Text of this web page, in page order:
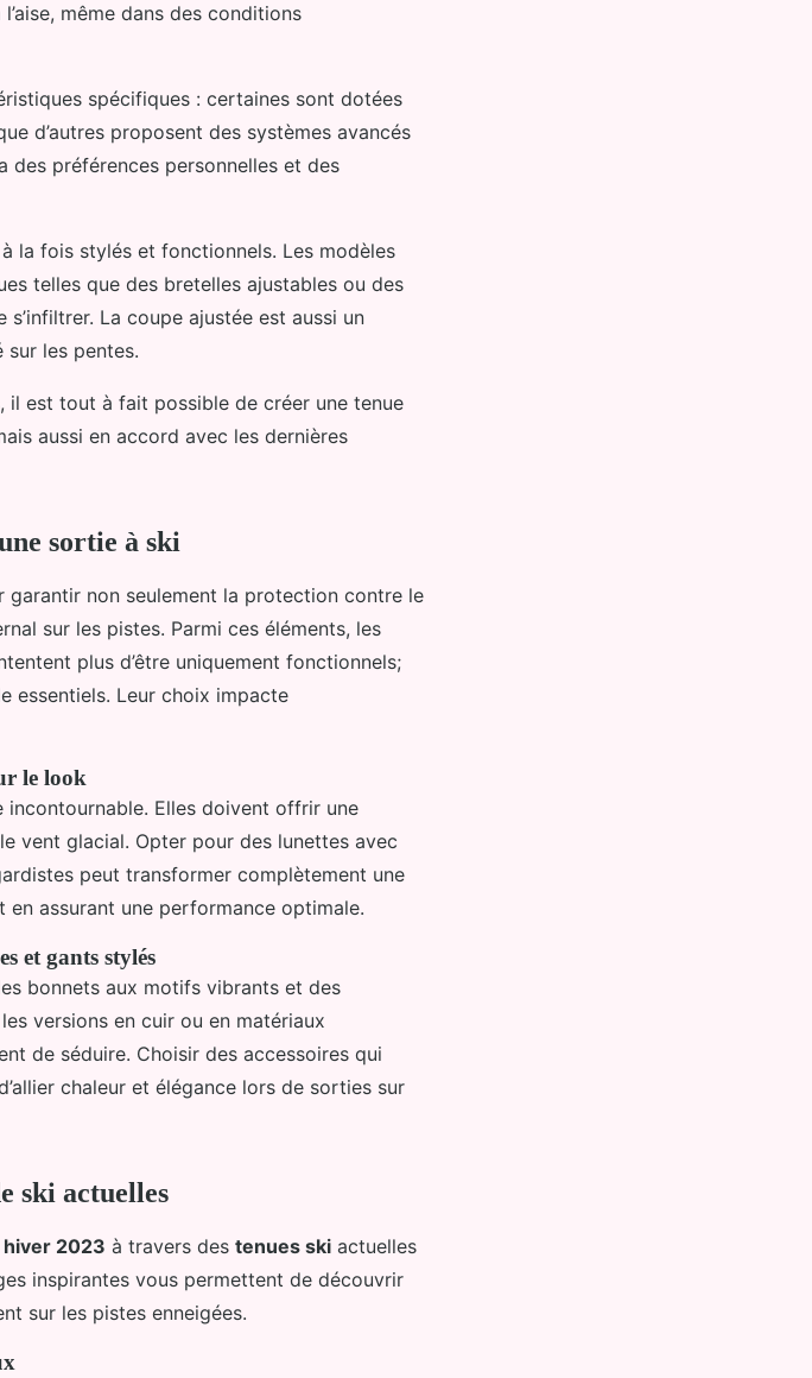
même dans des conditions
spécifiques : certaines sont dotées
d’autres proposent des systèmes avancés
préférences personnelles et des
la fois stylés et fonctionnels. Les modèles
telles que des bretelles ajustables ou des
La coupe ajustée est aussi un
les pentes.
il est tout à fait possible de créer une tenue
aussi en accord avec les dernières
sortie à ski
garantir non seulement la protection contre le
sur les pistes. Parmi ces éléments, les
plus d’être uniquement fonctionnels;
essentiels. Leur choix impacte
le look
incontournable. Elles doivent offrir une
vent glacial. Opter pour des lunettes avec
peut transformer complètement une
assurant une performance optimale.
et gants stylés
bonnets aux motifs vibrants et des
versions en cuir ou en matériaux
de séduire. Choisir des accessoires qui
chaleur et élégance lors de sorties sur
ski actuelles
hiver 2023 à travers des tenues ski actuelles
inspirantes vous permettent de découvrir
sur les pistes enneigées.